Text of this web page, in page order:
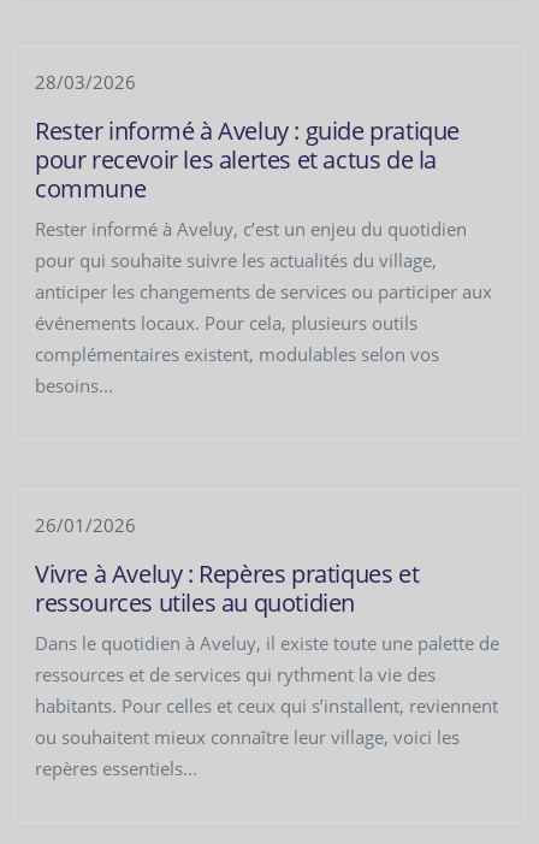
28/03/2026
Rester informé à Aveluy : guide pratique
pour recevoir les alertes et actus de la
commune
Rester informé à Aveluy, c’est un enjeu du quotidien
pour qui souhaite suivre les actualités du village,
anticiper les changements de services ou participer aux
événements locaux. Pour cela, plusieurs outils
complémentaires existent, modulables selon vos
besoins...
26/01/2026
Vivre à Aveluy : Repères pratiques et
ressources utiles au quotidien
Dans le quotidien à Aveluy, il existe toute une palette de
ressources et de services qui rythment la vie des
habitants. Pour celles et ceux qui s’installent, reviennent
ou souhaitent mieux connaître leur village, voici les
repères essentiels...